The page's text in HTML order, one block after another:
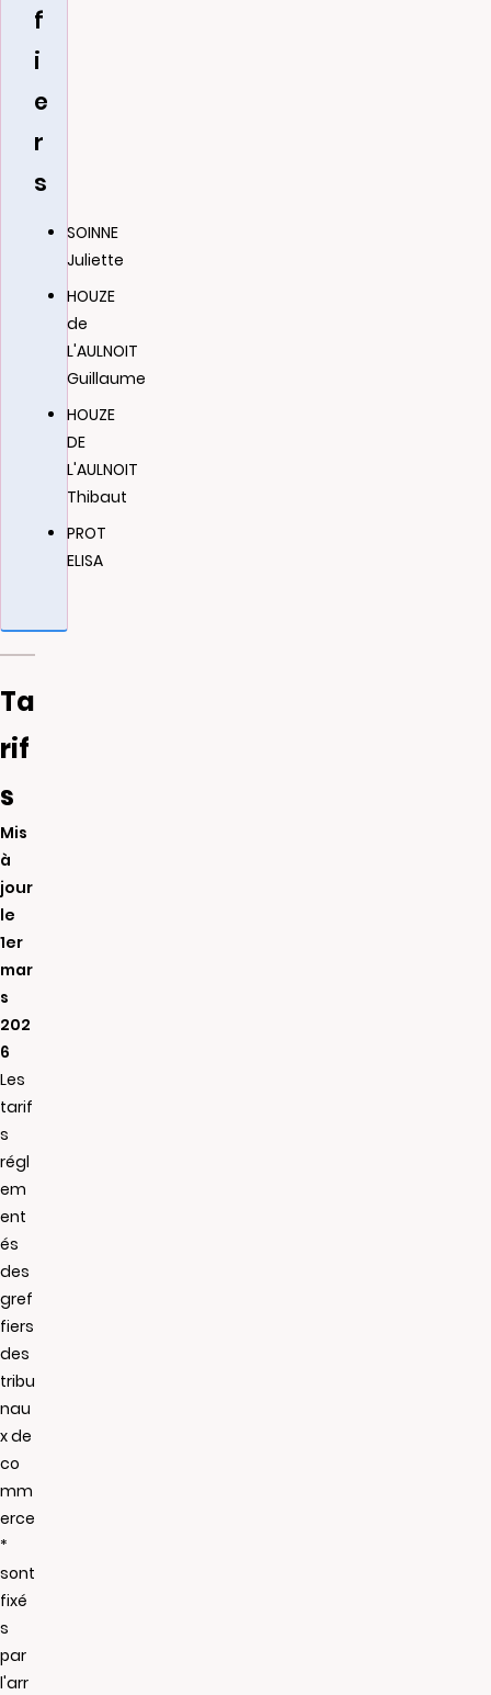
f
i
e
r
s
SOINNE
Juliette
HOUZE
de
L'AULNOIT
Guillaume
HOUZE
DE
L'AULNOIT
Thibaut
PROT
ELISA
Ta
rif
s
Mis
à
jour
le
1er
mar
s
202
6
Les
tarif
s
régl
em
ent
és
des
gref
fiers
des
tribu
nau
x de
co
mm
erce
*
sont
fixé
s
par
l'arr